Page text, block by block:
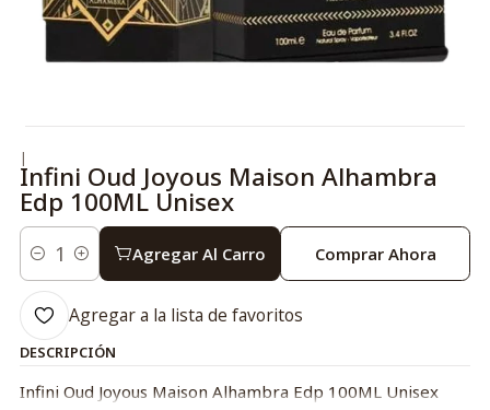
|
Infini Oud Joyous Maison Alhambra
Edp 100ML Unisex
Cantidad
Agregar Al Carro Comprar Ahora
Agregar a la lista de favoritos
DESCRIPCIÓN
Infini Oud Joyous Maison Alhambra Edp 100ML Unisex